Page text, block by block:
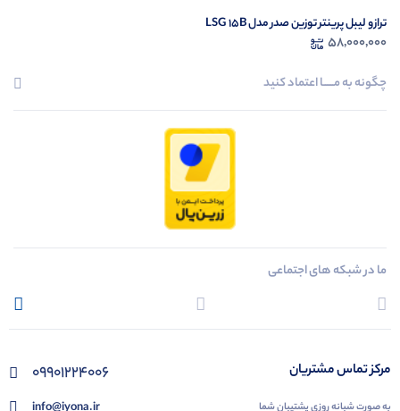
ترازو لیبل پرینتر توزین صدر مدل LSG 15B
58,000,000
چگونه به مــــــا اعتماد کنید
ما در شبکه های اجتماعی
مرکز تماس مشتریان
به صورت شبانه روزی پشتیبان شما
09901224006